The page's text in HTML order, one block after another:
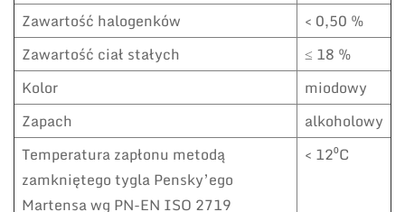
Zawartość halogenków
< 0,50 %
Zawartość ciał stałych
≤ 18 %
Kolor
miodowy
Zapach
alkoholowy
Temperatura zapłonu metodą
zamkniętego tygla Pensky’ego
Martensa wg PN-EN ISO 2719
< 12⁰C